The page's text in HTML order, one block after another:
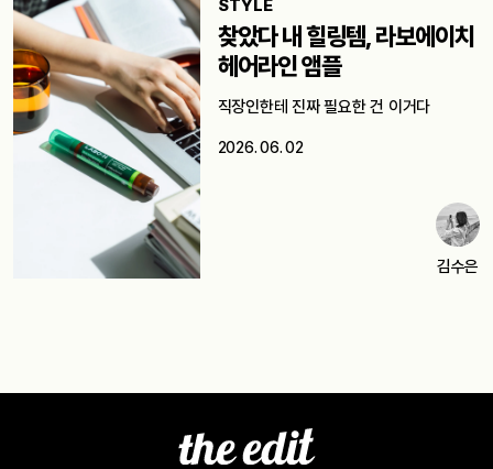
STYLE
찾았다 내 힐링템, 라보에이치
헤어라인 앰플
직장인한테 진짜 필요한 건 이거다
2026. 06. 02
김수은